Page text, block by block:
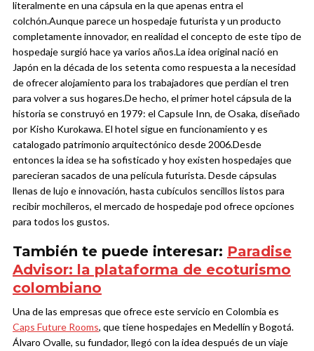
literalmente en una cápsula en la que apenas entra el
colchón.Aunque parece un hospedaje futurista y un producto
completamente innovador, en realidad el concepto de este tipo de
hospedaje surgió hace ya varios años.La idea original nació en
Japón en la década de los setenta como respuesta a la necesidad
de ofrecer alojamiento para los trabajadores que perdían el tren
para volver a sus hogares.De hecho, el primer hotel cápsula de la
historia se construyó en 1979: el Capsule Inn, de Osaka, diseñado
por Kisho Kurokawa. El hotel sigue en funcionamiento y es
catalogado patrimonio arquitectónico desde 2006.Desde
entonces la idea se ha sofisticado y hoy existen hospedajes que
parecieran sacados de una película futurista. Desde cápsulas
llenas de lujo e innovación, hasta cubículos sencillos listos para
recibir mochileros, el mercado de hospedaje pod ofrece opciones
para todos los gustos.
También te puede interesar: Paradise
Advisor: la plataforma de ecoturismo
colombiano
Una de las empresas que ofrece este servicio en Colombia es
Caps Future Rooms, que tiene hospedajes en Medellín y Bogotá.
Álvaro Ovalle, su fundador, llegó con la idea después de un viaje